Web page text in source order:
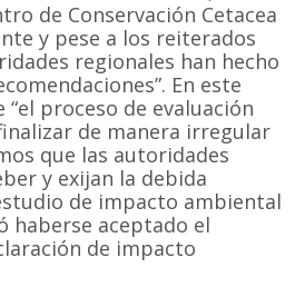
de Conservación Cetacea
y pese a los reiterados
regionales han hecho
En este
proceso de evaluación
de manera irregular
que las autoridades
y exijan la debida
de impacto ambiental
haberse aceptado el
de impacto